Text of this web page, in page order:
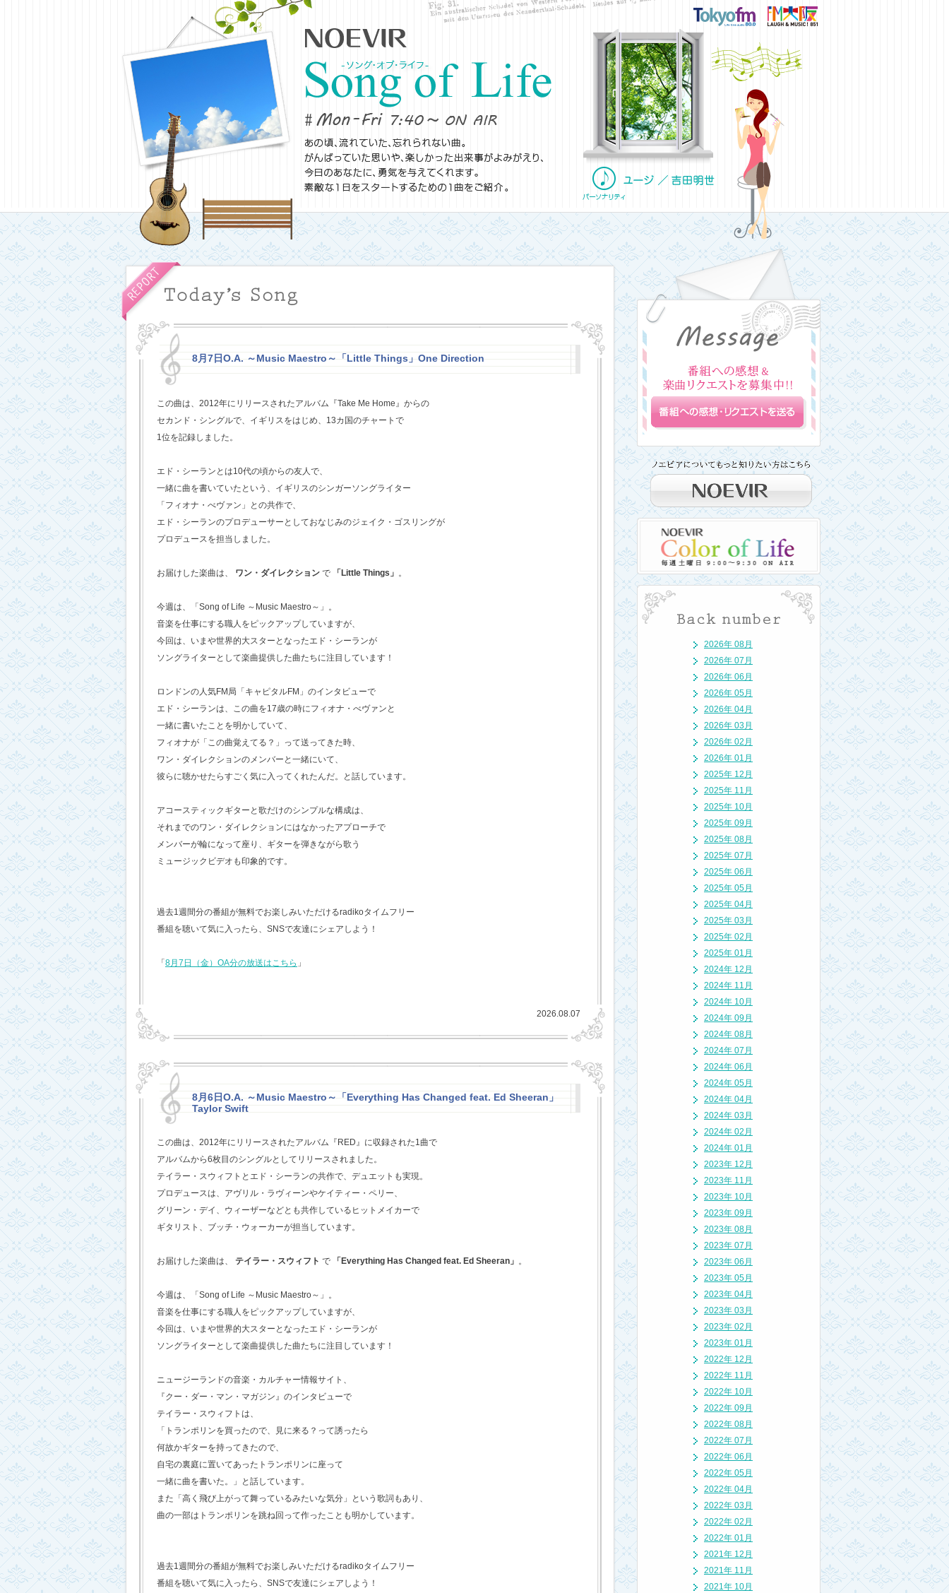
8月7日O.A. ～Music Maestro～「Little Things」One Direction
この曲は、2012年にリリースされたアルバム『Take Me Home』からの
セカンド・シングルで、イギリスをはじめ、13カ国のチャートで
1位を記録しました。
エド・シーランとは10代の頃からの友人で、
一緒に曲を書いていたという、イギリスのシンガーソングライター
「フィオナ・べヴァン」との共作で、
エド・シーランのプロデューサーとしておなじみのジェイク・ゴスリングが
プロデュースを担当しました。
お届けした楽曲は、 ワン・ダイレクション で 「Little Things」 。
今週は、「Song of Life ～Music Maestro～」。
音楽を仕事にする職人をピックアップしていますが、
今回は、いまや世界的大スターとなったエド・シーランが
ソングライターとして楽曲提供した曲たちに注目しています！
ロンドンの人気FM局「キャピタルFM」のインタビューで
エド・シーランは、この曲を17歳の時にフィオナ・べヴァンと
一緒に書いたことを明かしていて、
フィオナが「この曲覚えてる？」って送ってきた時、
ワン・ダイレクションのメンバーと一緒にいて、
彼らに聴かせたらすごく気に入ってくれたんだ。と話しています。
アコースティックギターと歌だけのシンプルな構成は、
それまでのワン・ダイレクションにはなかったアプローチで
メンバーが輪になって座り、ギターを弾きながら歌う
ミュージックビデオも印象的です。
過去1週間分の番組が無料でお楽しみいただけるradikoタイムフリー
番組を聴いて気に入ったら、SNSで友達にシェアしよう！
「 8月7日（金）OA分の放送はこちら 」
2026.08.07
8月6日O.A. ～Music Maestro～「Everything Has Changed feat. Ed Sheeran」
Taylor Swift
この曲は、2012年にリリースされたアルバム『RED』に収録された1曲で
アルバムから6枚目のシングルとしてリリースされました。
テイラー・スウィフトとエド・シーランの共作で、デュエットも実現。
プロデュースは、アヴリル・ラヴィーンやケイティー・ペリー、
グリーン・デイ、ウィーザーなどとも共作しているヒットメイカーで
ギタリスト、ブッチ・ウォーカーが担当しています。
お届けした楽曲は、 テイラー・スウィフト で 「Everything Has Changed feat. Ed Sheeran」 。
今週は、「Song of Life ～Music Maestro～」。
音楽を仕事にする職人をピックアップしていますが、
今回は、いまや世界的大スターとなったエド・シーランが
ソングライターとして楽曲提供した曲たちに注目しています！
ニュージーランドの音楽・カルチャー情報サイト、
『クー・ダー・マン・マガジン』のインタビューで
テイラー・スウィフトは、
「トランポリンを買ったので、見に来る？って誘ったら
何故かギターを持ってきたので、
自宅の裏庭に置いてあったトランポリンに座って
一緒に曲を書いた。」と話しています。
また「高く飛び上がって舞っているみたいな気分」という歌詞もあり、
曲の一部はトランポリンを跳ね回って作ったことも明かしています。
過去1週間分の番組が無料でお楽しみいただけるradikoタイムフリー
番組を聴いて気に入ったら、SNSで友達にシェアしよう！
2026年 08月
2026年 07月
2026年 06月
2026年 05月
2026年 04月
2026年 03月
2026年 02月
2026年 01月
2025年 12月
2025年 11月
2025年 10月
2025年 09月
2025年 08月
2025年 07月
2025年 06月
2025年 05月
2025年 04月
2025年 03月
2025年 02月
2025年 01月
2024年 12月
2024年 11月
2024年 10月
2024年 09月
2024年 08月
2024年 07月
2024年 06月
2024年 05月
2024年 04月
2024年 03月
2024年 02月
2024年 01月
2023年 12月
2023年 11月
2023年 10月
2023年 09月
2023年 08月
2023年 07月
2023年 06月
2023年 05月
2023年 04月
2023年 03月
2023年 02月
2023年 01月
2022年 12月
2022年 11月
2022年 10月
2022年 09月
2022年 08月
2022年 07月
2022年 06月
2022年 05月
2022年 04月
2022年 03月
2022年 02月
2022年 01月
2021年 12月
2021年 11月
2021年 10月